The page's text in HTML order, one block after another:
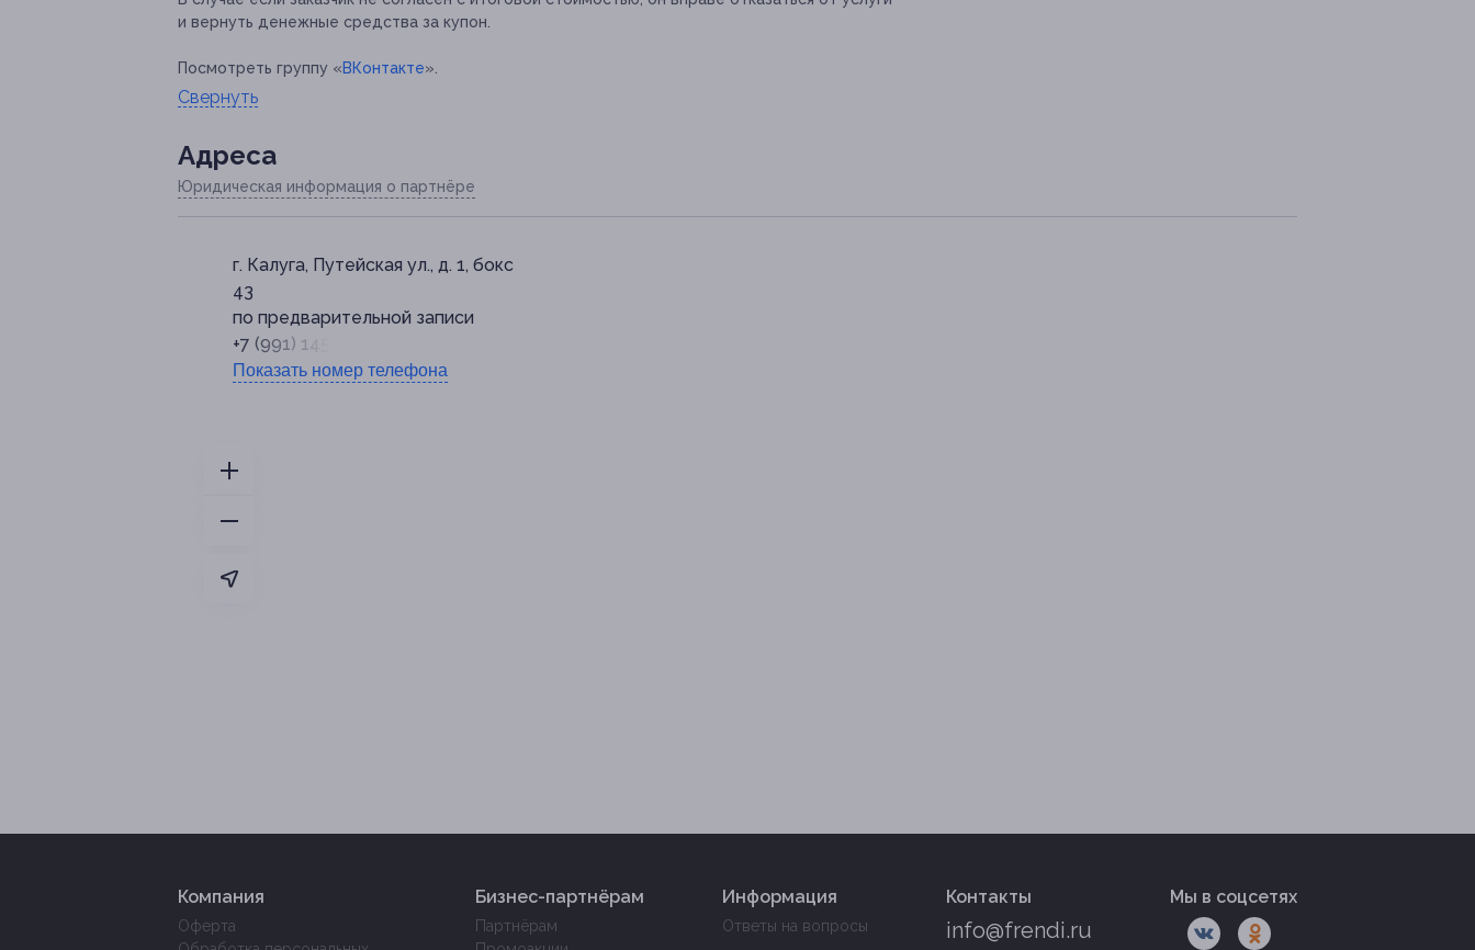
и вернуть денежные средства за купон.
Посмотреть группу «ВКонтакте».
Свернуть
Адресa
Юридическая информация о партнёре
г. Калуга, Путейская ул., д. 1, бокс
43
по предварительной записи
+7 (991) 145-81-71
Показать номер телефона
Компания
Оферта
Бизнес-партнёрам
Партнёрам
Информация
Ответы на вопросы
Контакты
info@frendi.ru
Мы в соцсетях